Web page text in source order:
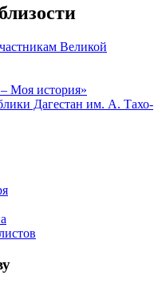
Великой
Моя история»
Дагестан им. А. Тахо-